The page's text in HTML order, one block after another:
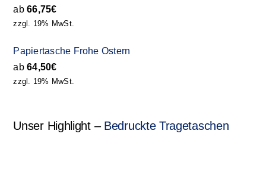
ab66,75€
zzgl. 19% MwSt.
Papiertasche Frohe Ostern
ab64,50€
zzgl. 19% MwSt.
Unser Highlight – Bedruckte Tragetaschen